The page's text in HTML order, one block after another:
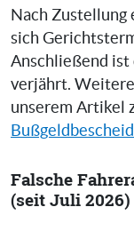
Nach Zustellung
sich
Anschließend
verjährt.
unserem Artikel
Falsche
(seit Juli 2026)